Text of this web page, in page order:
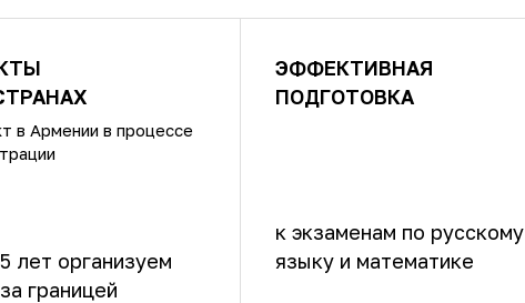
к экзаменам по русскому
языку и математике
ЭФФЕКТИВНАЯ
ПОДГОТОВКА
лет организуем
границей
в Армении в процессе